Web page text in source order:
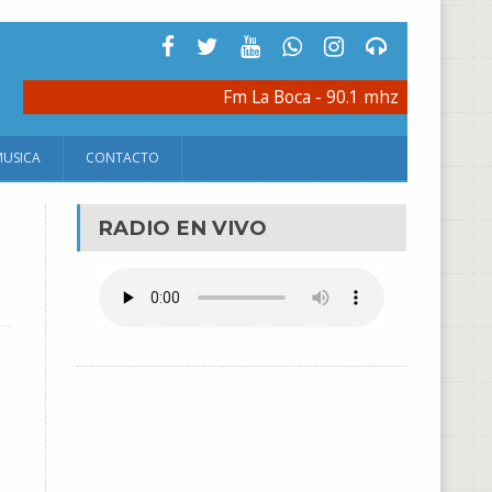
Fm La Boca - 90.1 mhz
CONTACTO
RADIO EN VIVO